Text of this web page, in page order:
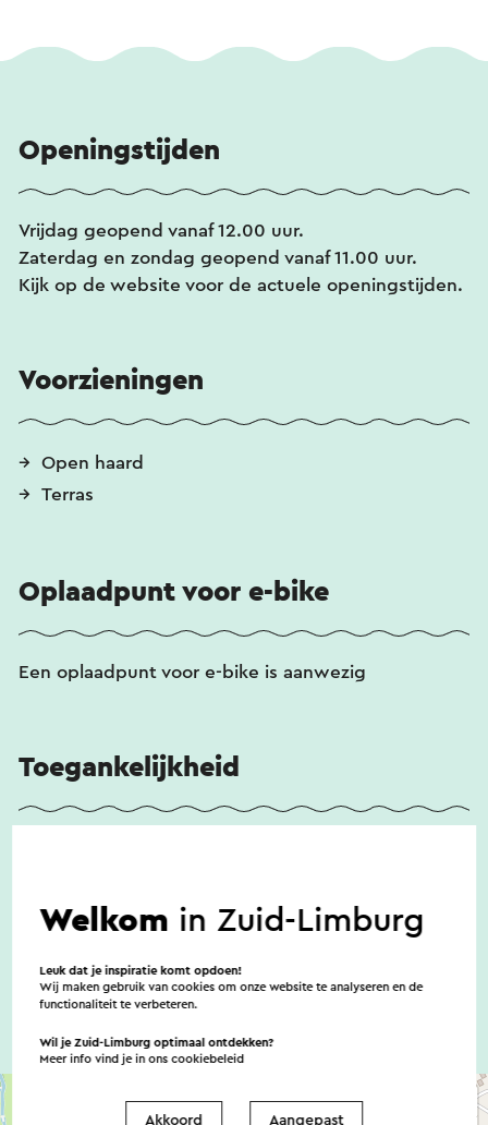
Openingstijden
Vrijdag geopend vanaf 12.00 uur.
Zaterdag en zondag geopend vanaf 11.00 uur.
Kijk op de website voor de actuele openingstijden.
Voorzieningen
Open haard
Terras
Oplaadpunt voor e-bike
Een oplaadpunt voor e-bike is aanwezig
Toegankelijkheid
restaurant is volledig drempelvrij. Honden zijn
welkom.
Welkom in Zuid-Limburg
Leuk dat je inspiratie komt opdoen!
Wij maken gebruik van cookies om onze website te analyseren en de
functionaliteit te verbeteren.
Wil je Zuid-Limburg optimaal ontdekken?
Meer info vind je in onscookiebeleid
Akkoord Aangepast